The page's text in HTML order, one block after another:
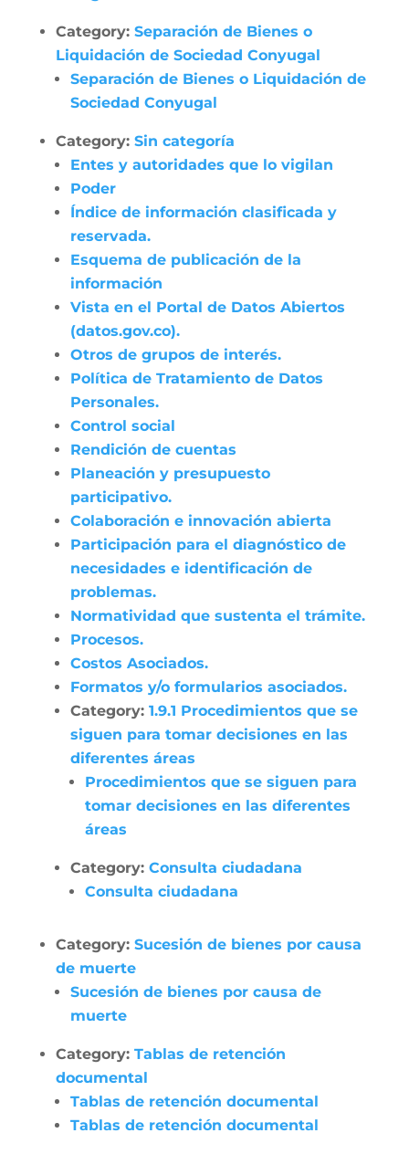
Category: Separación de Bienes o
Liquidación de Sociedad Conyugal
Separación de Bienes o Liquidación de
Sociedad Conyugal
Category: Sin categoría
Entes y autoridades que lo vigilan
Poder
Índice de información clasificada y
reservada.
Esquema de publicación de la
información
Vista en el Portal de Datos Abiertos
(datos.gov.co).
Otros de grupos de interés.
Política de Tratamiento de Datos
Personales.
Control social
Rendición de cuentas
Planeación y presupuesto
participativo.
Colaboración e innovación abierta
Participación para el diagnóstico de
necesidades e identificación de
problemas.
Normatividad que sustenta el trámite.
Procesos.
Costos Asociados.
Formatos y/o formularios asociados.
Category: 1.9.1 Procedimientos que se
siguen para tomar decisiones en las
diferentes áreas
Procedimientos que se siguen para
tomar decisiones en las diferentes
áreas
Category: Consulta ciudadana
Consulta ciudadana
Category: Sucesión de bienes por causa
de muerte
Sucesión de bienes por causa de
muerte
Category: Tablas de retención
documental
Tablas de retención documental
Tablas de retención documental